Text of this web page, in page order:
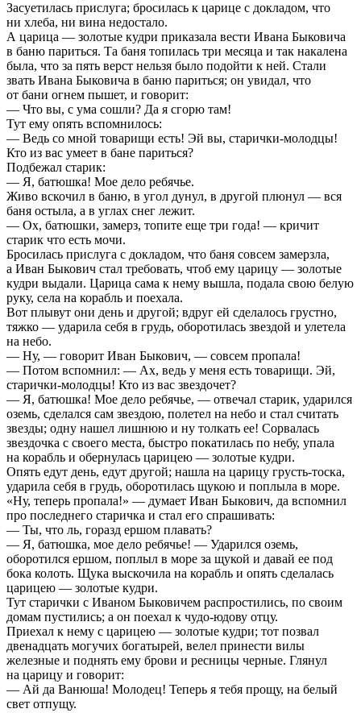
Засуетилась прислуга; бросилась к царице с докладом, что
ни хлеба, ни вина недостало.
А царица — золотые кудри приказала вести Ивана Быковича
в баню париться. Та баня топилась три месяца и так накалена
была, что за пять верст нельзя было подойти к ней. Стали
звать Ивана Быковича в баню париться; он увидал, что
от бани огнем пышет, и говорит:
— Что вы, с ума сошли? Да я сгорю там!
Тут ему опять вспомнилось:
— Ведь со мной товарищи есть! Эй вы, старички-молодцы!
Кто из вас умеет в бане париться?
Подбежал старик:
— Я, батюшка! Мое дело ребячье.
Живо вскочил в баню, в угол дунул, в другой плюнул — вся
баня остыла, а в углах снег лежит.
— Ох, батюшки, замерз, топите еще три года! — кричит
старик что есть мочи.
Бросилась прислуга с докладом, что баня совсем замерзла,
а Иван Быкович стал требовать, чтоб ему царицу — золотые
кудри выдали. Царица сама к нему вышла, подала свою белую
руку, села на корабль и поехала.
Вот плывут они день и другой; вдруг ей сделалось грустно,
тяжко — ударила себя в грудь, оборотилась звездой и улетела
на небо.
— Ну, — говорит Иван Быкович, — совсем пропала!
— Потом вспомнил: — Ах, ведь у меня есть товарищи. Эй,
старички-молодцы! Кто из вас звездочет?
— Я, батюшка! Мое дело ребячье, — отвечал старик, ударился
оземь, сделался сам звездою, полетел на небо и стал считать
звезды; одну нашел лишнюю и ну толкать ее! Сорвалась
звездочка с своего места, быстро покатилась по небу, упала
на корабль и обернулась царицею — золотые кудри.
Опять едут день, едут другой; нашла на царицу грусть-тоска,
ударила себя в грудь, оборотилась щукою и поплыла в море.
«Ну, теперь пропала!» — думает Иван Быкович, да вспомнил
про последнего старичка и стал его спрашивать:
— Ты, что ль, горазд ершом плавать?
— Я, батюшка, мое дело ребячье! — Ударился оземь,
оборотился ершом, поплыл в море за щукой и давай ее под
бока колоть. Щука выскочила на корабль и опять сделалась
царицею — золотые кудри.
Тут старички с Иваном Быковичем распростились, по своим
домам пустились; а он поехал к чудо-юдову отцу.
Приехал к нему с царицею — золотые кудри; тот позвал
двенадцать могучих богатырей, велел принести вилы
железные и поднять ему брови и ресницы черные. Глянул
на царицу и говорит:
— Ай да Ванюша! Молодец! Теперь я тебя прощу, на белый
свет отпущу.